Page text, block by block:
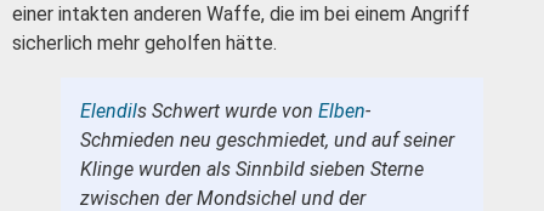
einer intakten anderen Waffe, die im bei einem Angriff
sicherlich mehr geholfen hätte.
Elendils Schwert wurde von Elben-
Schmieden neu geschmiedet, und auf seiner
Klinge wurden als Sinnbild sieben Sterne
zwischen der Mondsichel und der